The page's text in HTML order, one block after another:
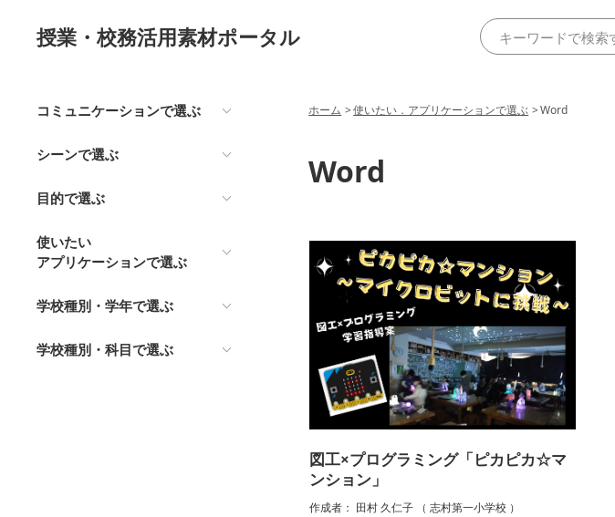
授業・校務活用素材ポータル
コミュニケーションで選ぶ
シーンで選ぶ
目的で選ぶ
使いたい
アプリケーションで選ぶ
学校種別・学年で選ぶ
学校種別・科目で選ぶ
ホーム >使いたい．アプリケーションで選ぶ >Word
Word
図工×プログラミング「ピカピカ☆マ
ンション」
作成者： 田村 久仁子 （ 志村第一小学校 ）